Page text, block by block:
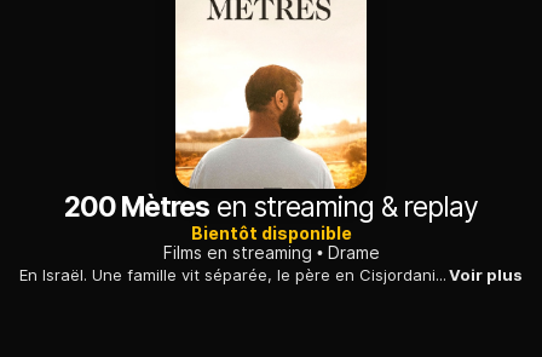
200 Mètres en streaming & replay
Bientôt disponible
Films en streaming
Drame
En Israël. Une famille vit séparée, le père en Cisjordanie, son épouse et leurs enfants de l'autre côté du mur de séparation qui coupe le pays en deux.Voir plus